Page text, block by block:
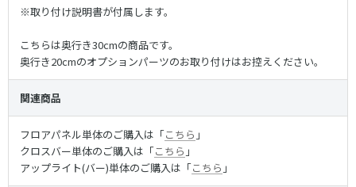
※取り付け説明書が付属します。
こちらは奥行き30cmの商品です。
奥行き20cmのオプションパーツのお取り付けはお控えください。
関連商品
フロアパネル単体のご購入は「こちら 」
クロスバー単体のご購入は「こちら 」
アップライト(バー)単体のご購入は「こちら 」